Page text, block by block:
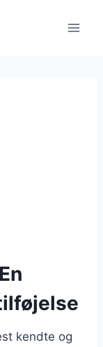
kendte og